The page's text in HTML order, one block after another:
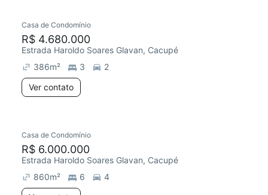
Casa de Condomínio
R$ 4.680.000
Estrada Haroldo Soares Glavan, Cacupé
386m² 3
2
Ver contato
Casa de Condomínio
R$ 6.000.000
Estrada Haroldo Soares Glavan, Cacupé
860m² 6
4